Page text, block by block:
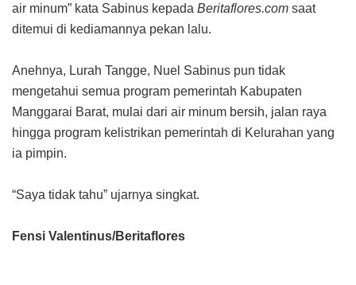
air minum” kata Sabinus kepada Beritaflores.com saat
ditemui di kediamannya pekan lalu.
Anehnya, Lurah Tangge, Nuel Sabinus pun tidak
mengetahui semua program pemerintah Kabupaten
Manggarai Barat, mulai dari air minum bersih, jalan raya
hingga program kelistrikan pemerintah di Kelurahan yang
ia pimpin.
“Saya tidak tahu” ujarnya singkat.
Fensi Valentinus/Beritaflores